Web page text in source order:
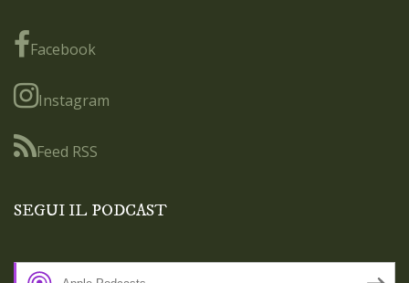
Facebook
Instagram
Feed RSS
SEGUI IL PODCAST